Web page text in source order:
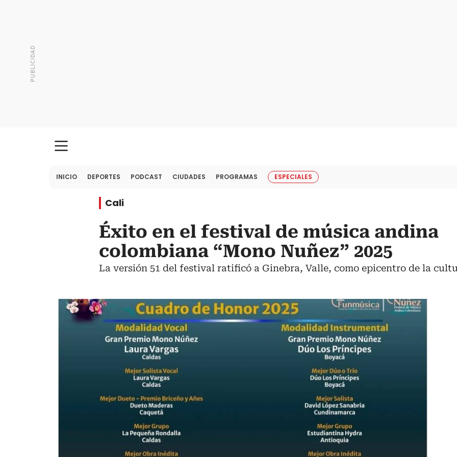
INICIO DEPORTES PODCAST CIUDADES PROGRAMAS ESPECIALES
Cali
Éxito en el festival de música andina
colombiana “Mono Nuñez” 2025
La versión 51 del festival ratificó a Ginebra, Valle, como epicentro de la